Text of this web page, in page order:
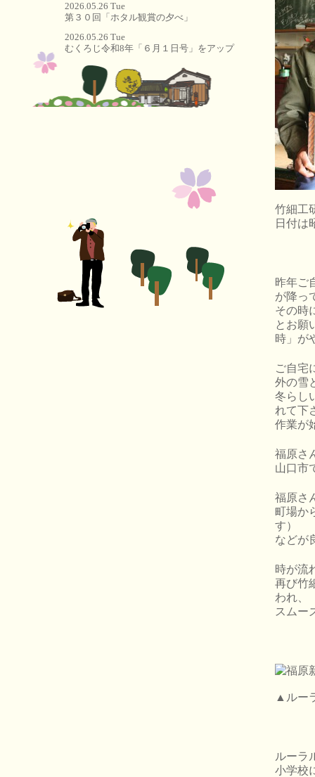
2026.05.26 Tue
第３０回「ホタル観賞の夕べ」
2026.05.26 Tue
むくろじ令和8年「６月１日号」をアップ
竹細工
日付は
昨年ご
が降っ
その時
とお願
時」が
ご自宅
外の雪
冬らし
れて下
作業が
福原さ
山口市
福原さ
町場か
す）
などが
時が流
再び竹
われ、
スムー
▲ルー
ルーラ
小学校